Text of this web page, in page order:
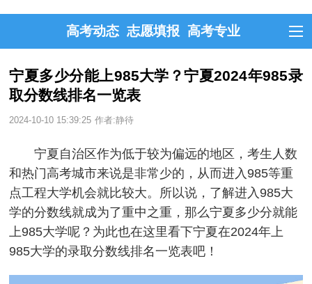
高考动态 志愿填报 高考专业
宁夏多少分能上985大学？宁夏2024年985录
取分数线排名一览表
2024-10-10 15:39:25 作者:静待
宁夏自治区作为低于较为偏远的地区，考生人数
和热门高考城市来说是非常少的，从而进入985等重
点工程大学机会就比较大。所以说，了解进入985大
学的分数线就成为了重中之重，那么宁夏多少分就能
上985大学呢？为此也在这里看下宁夏在2024年上
985大学的录取分数线排名一览表吧！